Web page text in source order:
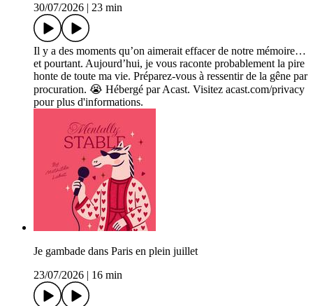
30/07/2026
23 min
Il y a des moments qu’on aimerait effacer de notre mémoire…
et pourtant. Aujourd’hui, je vous raconte probablement la pire
honte de toute ma vie. Préparez-vous à ressentir de la gêne par
procuration. 😭 Hébergé par Acast. Visitez acast.com/privacy
pour plus d'informations.
Je gambade dans Paris en plein juillet
23/07/2026
16 min